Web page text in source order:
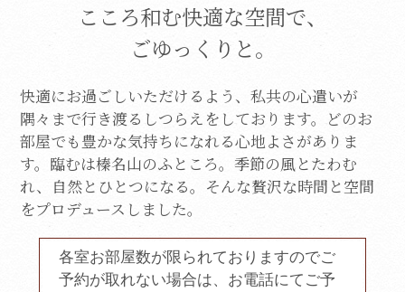
こころ和む快適な空間で、
ごゆっくりと。
快適にお過ごしいただけるよう、私共の心遣いが
隅々まで行き渡るしつらえをしております。
どのお
部屋でも豊かな気持ちになれる心地よさがありま
す。臨むは榛名山のふところ。季節の風とたわむ
れ、自然とひとつになる。そんな贅沢な時間と空間
をプロデュースしました。
各室お部屋数が限られておりますのでご
予約が取れない場合は、お電話にてご予